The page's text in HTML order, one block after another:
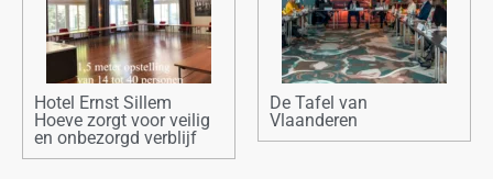
Hotel Ernst Sillem
Hoeve zorgt voor veilig
en onbezorgd verblijf
De Tafel van
Vlaanderen